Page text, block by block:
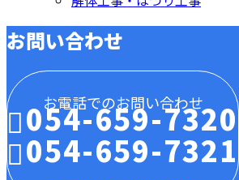
お問い合わせ
お電話でのお問い合わせ
054-659-7320
054-659-7321